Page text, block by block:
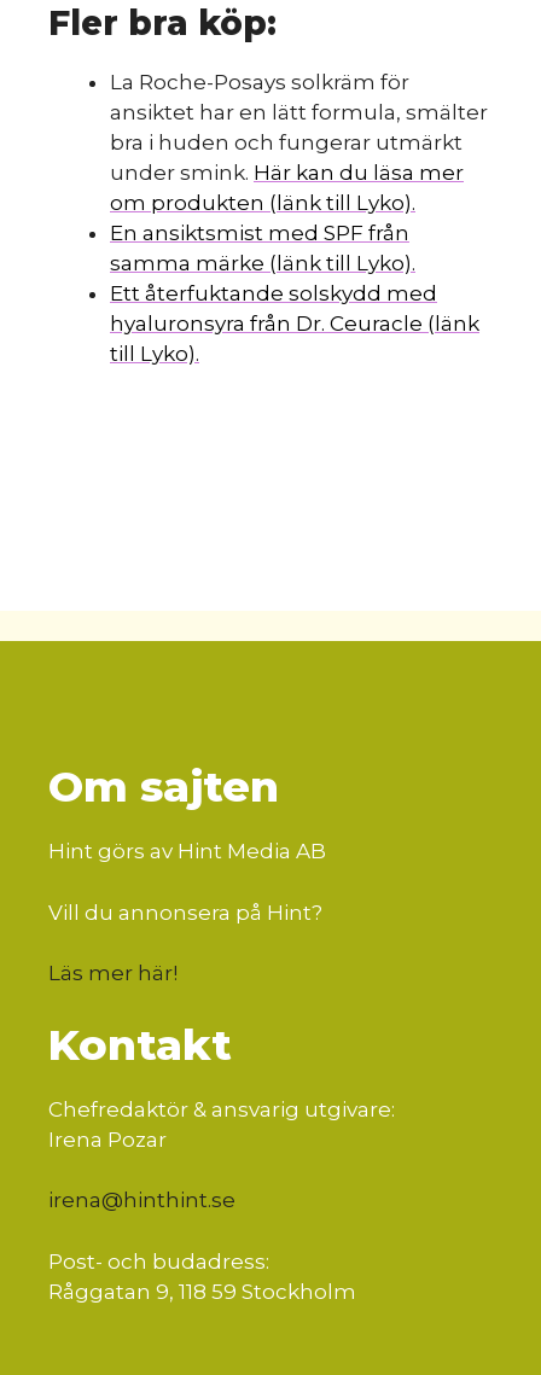
Fler bra köp:
La Roche-Posays solkräm för
ansiktet har en lätt formula, smälter
bra i huden och fungerar utmärkt
under smink. Här kan du läsa mer
om produkten (länk till Lyko).
En ansiktsmist med SPF från
samma märke (länk till Lyko).
Ett återfuktande solskydd med
hyaluronsyra från Dr. Ceuracle (länk
till Lyko).
Om sajten
Hint görs av Hint Media AB
Vill du annonsera på Hint?
Läs mer här!
Kontakt
Chefredaktör & ansvarig utgivare:
Irena Pozar
irena@hinthint.se
Post- och budadress:
Råggatan 9, 118 59 Stockholm